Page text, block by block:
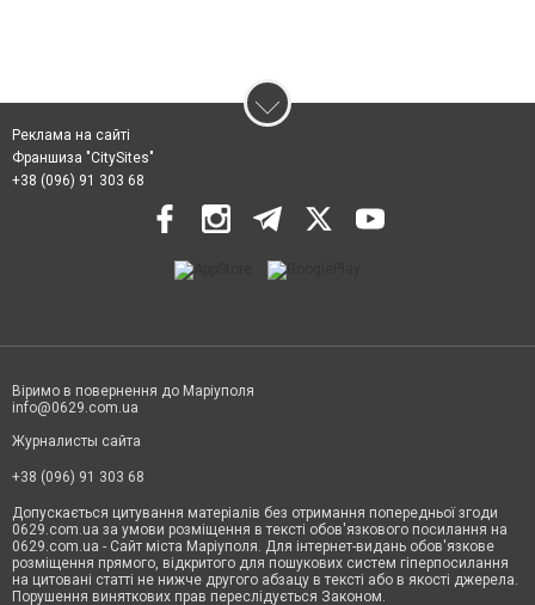
Реклама на сайті
Франшиза "CitySites"
+38 (096) 91 303 68
Віримо в повернення до Маріуполя
info@0629.com.ua
Журналисты сайта
+38 (096) 91 303 68
Допускається цитування матеріалів без отримання попередньої згоди
0629.com.ua за умови розміщення в тексті обов'язкового посилання на
0629.com.ua - Сайт міста Маріуполя. Для інтернет-видань обов'язкове
розміщення прямого, відкритого для пошукових систем гіперпосилання
на цитовані статті не нижче другого абзацу в тексті або в якості джерела.
Порушення виняткових прав переслідується Законом.